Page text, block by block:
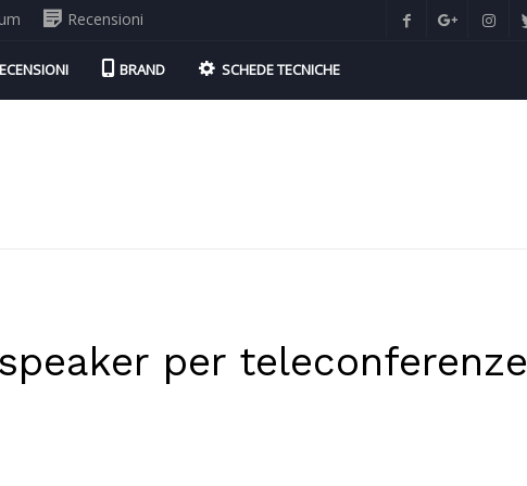
Recensioni
BRAND SCHEDE TECNICHE
per teleconferenze